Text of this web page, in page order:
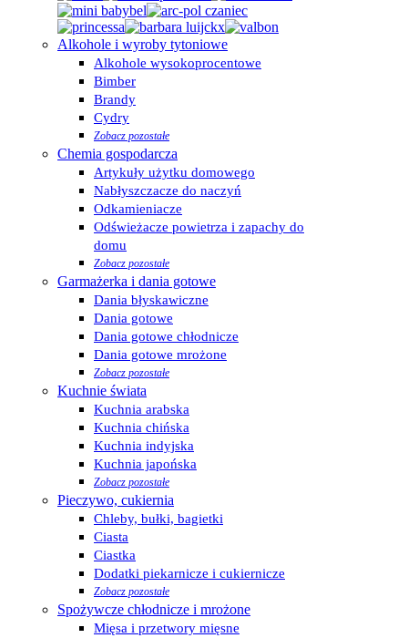
Alkohole i wyroby tytoniowe
Alkohole wysokoprocentowe
Bimber
Brandy
Cydry
Zobacz pozostałe
Chemia gospodarcza
Artykuły użytku domowego
Nabłyszczacze do naczyń
Odkamieniacze
Odświeżacze powietrza i zapachy do
domu
Zobacz pozostałe
Garmażerka i dania gotowe
Dania błyskawiczne
Dania gotowe
Dania gotowe chłodnicze
Dania gotowe mrożone
Zobacz pozostałe
Kuchnie świata
Kuchnia arabska
Kuchnia chińska
Kuchnia indyjska
Kuchnia japońska
Zobacz pozostałe
Pieczywo, cukiernia
Chleby, bułki, bagietki
Ciasta
Ciastka
Dodatki piekarnicze i cukiernicze
Zobacz pozostałe
Spożywcze chłodnicze i mrożone
Mięsa i przetwory mięsne